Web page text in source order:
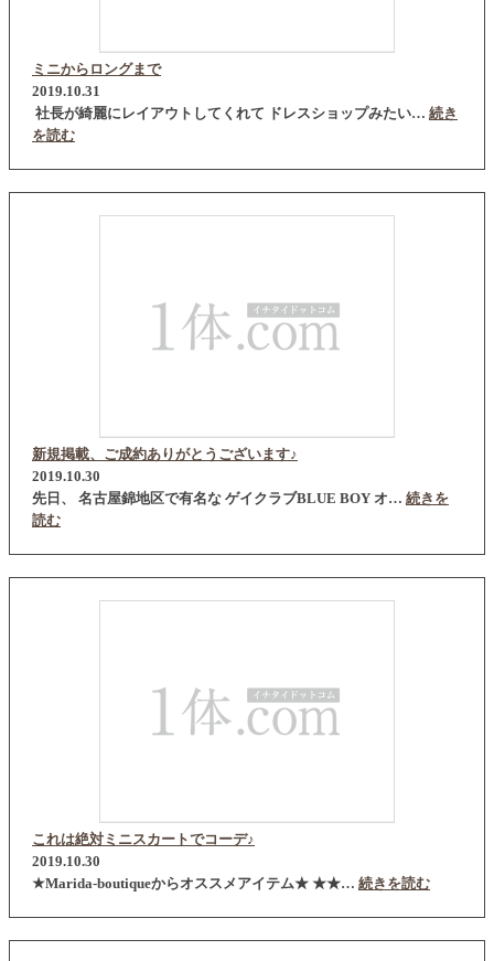
ミニからロングまで
2019.10.31
社長が綺麗にレイアウトしてくれて ドレスショップみたい… 続き
を読む
新規掲載、ご成約ありがとうございます♪
2019.10.30
先日、 名古屋錦地区で有名な ゲイクラブBLUE BOY オ… 続きを
読む
これは絶対ミニスカートでコーデ♪
2019.10.30
★Marida-boutiqueからオススメアイテム★ ★★… 続きを読む